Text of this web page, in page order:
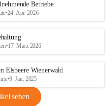
Betriebe
•24. Apr. 2026
•17. März 2026
Elsbeere Wienerwald
•9. Jan. 2025
sehen